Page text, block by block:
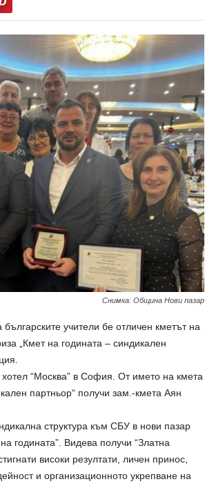
Снимка: Община Нови пазар
учители бе отличен кметът на
„Кмет на годината – синдикален
“Москва” в София. От името на кмета
партньор“ получи зам.-кмета Аян
структура към СБУ в нови пазар
годината”. Видева получи “Златна
високи резултати, личен принос,
и организационното укрепване на